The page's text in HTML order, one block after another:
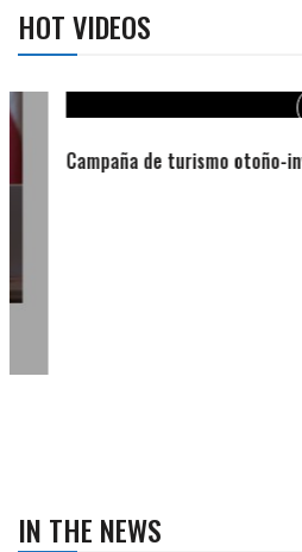
HOT VIDEOS
Campaña de turismo otoño-invierno
IN THE NEWS